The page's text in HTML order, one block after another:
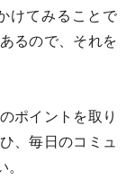
けてみることで
るので、それを
ポイントを取り
、毎日のコミュ